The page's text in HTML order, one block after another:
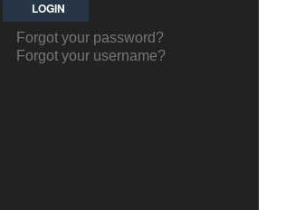
Forgot your password?
Forgot your username?